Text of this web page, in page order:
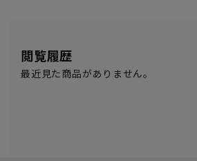
閲覧履歴
最近見た商品がありません。